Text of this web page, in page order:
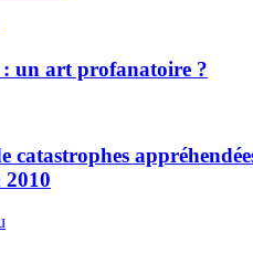
: un art profanatoire ?
catastrophes